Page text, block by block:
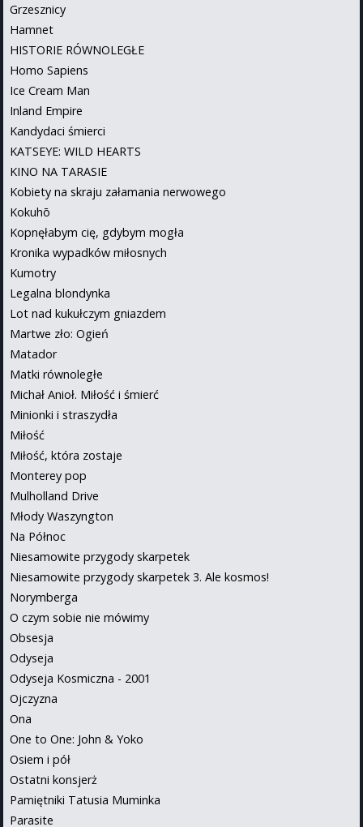
Grzesznicy
Hamnet
HISTORIE RÓWNOLEGŁE
Homo Sapiens
Ice Cream Man
Inland Empire
Kandydaci śmierci
KATSEYE: WILD HEARTS
KINO NA TARASIE
Kobiety na skraju załamania nerwowego
Kokuhō
Kopnęłabym cię, gdybym mogła
Kronika wypadków miłosnych
Kumotry
Legalna blondynka
Lot nad kukułczym gniazdem
Martwe zło: Ogień
Matador
Matki równoległe
Michał Anioł. Miłość i śmierć
Minionki i straszydła
Miłość
Miłość, która zostaje
Monterey pop
Mulholland Drive
Młody Waszyngton
Na Północ
Niesamowite przygody skarpetek
Niesamowite przygody skarpetek 3. Ale kosmos!
Norymberga
O czym sobie nie mówimy
Obsesja
Odyseja
Odyseja Kosmiczna - 2001
Ojczyzna
Ona
One to One: John & Yoko
Osiem i pół
Ostatni konsjerż
Pamiętniki Tatusia Muminka
Parasite